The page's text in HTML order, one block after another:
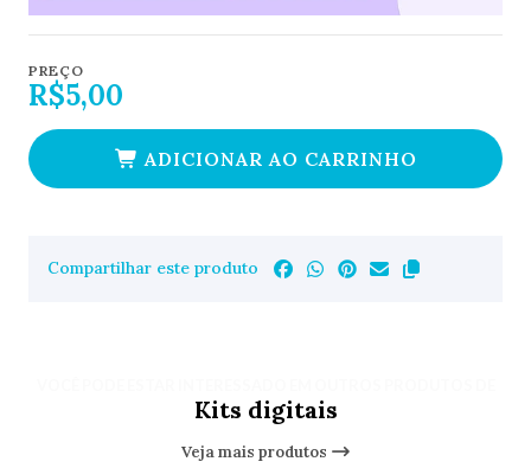
PREÇO
R$5,00
ADICIONAR AO CARRINHO
Compartilhar este produto
Kits digitais
Veja mais produtos